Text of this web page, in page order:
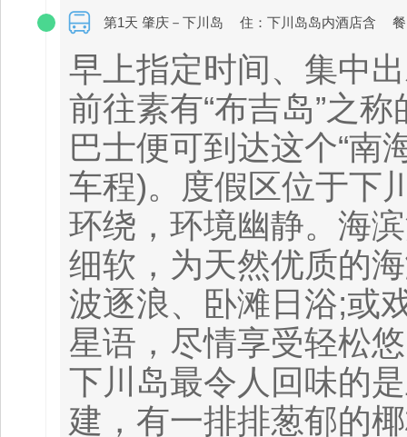
第1天 肇庆－下川岛 住：下川岛岛内酒店含
早上指定时间、集中
前往素有“布吉岛”之
巴士便可到达这个“
车程)。度假区位于下
环绕，环境幽静。海
细软，为天然优质的
波逐浪、卧滩日浴;或
星语，尽情享受轻松
下川岛最令人回味的
建，有一排排葱郁的